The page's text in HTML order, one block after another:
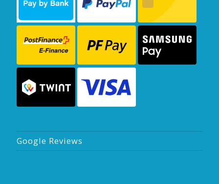
Google Reviews